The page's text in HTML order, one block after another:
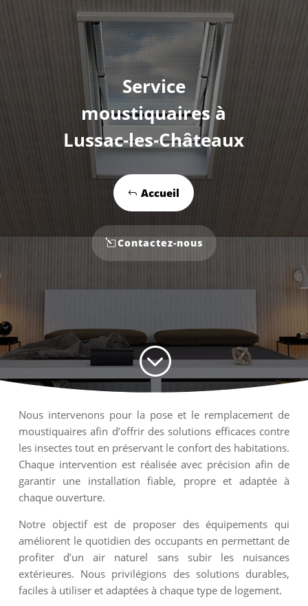
Service
moustiquaires à
Lussac-les-Châteaux
Accueil
Contactez-nous
;
Nous intervenons pour la pose et le remplacement de
moustiquaires afin d’offrir des solutions efficaces contre
les insectes tout en préservant le confort des habitations.
Chaque intervention est réalisée avec précision afin de
garantir une installation fiable, propre et adaptée à
chaque ouverture.
Notre objectif est de proposer des équipements qui
améliorent le quotidien des occupants en permettant de
profiter d’un air naturel sans subir les nuisances
extérieures. Nous privilégions des solutions durables,
faciles à utiliser et adaptées à chaque type de logement.